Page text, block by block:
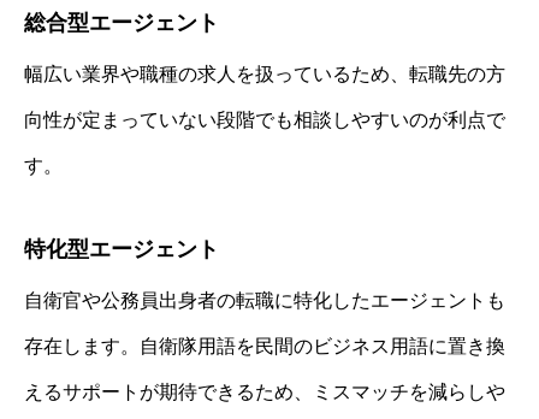
総合型エージェント
幅広い業界や職種の求人を扱っているため、転職先の方
向性が定まっていない段階でも相談しやすいのが利点で
す。
特化型エージェント
自衛官や公務員出身者の転職に特化したエージェントも
存在します。自衛隊用語を民間のビジネス用語に置き換
えるサポートが期待できるため、ミスマッチを減らしや